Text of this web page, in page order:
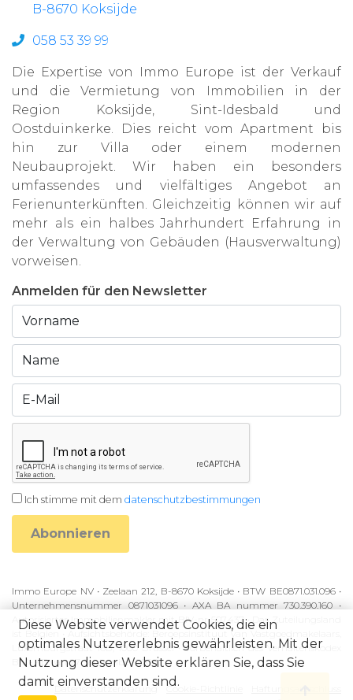
B-8670 Koksijde
058 53 39 99
Die Expertise von Immo Europe ist der Verkauf
und die Vermietung von Immobilien in der
Region Koksijde, Sint-Idesbald und
Oostduinkerke. Dies reicht vom Apartment bis
hin zur Villa oder einem modernen
Neubauprojekt. Wir haben ein besonders
umfassendes und vielfältiges Angebot an
Ferienunterkünften. Gleichzeitig können wir auf
mehr als ein halbes Jahrhundert Erfahrung in
der Verwaltung von Gebäuden (Hausverwaltung)
vorweisen.
Anmelden für den Newsletter
Ich stimme mit dem datenschutzbestimmungen
Abonnieren
Immo Europe NV • Zeelaan 212, B-8670 Koksijde • BTW BE0871.031.096 •
Unternehmensnummer 0871031096 • AXA BA nummer 730.390.160 •
Autorisierter Immobilienmakler mit BIV-nr 507.437 • Das Zuteilungsland
ist Belgien • Aufsichtsbehörde: Beroepsinstituut van Vastgoedmakelaars,
Luxemburgstraat 16B, 1000 Brussel • Vorbehaltlich des Verhaltenskodex
BIV • KB van 27 September 2006
Datenschutzerklärung Cookie-Richtlinie
Diese Website verwendet Cookies, die ein
optimales Nutzererlebnis gewährleisten. Mit der
Nutzung dieser Website erklären Sie, dass Sie
damit einverstanden sind.